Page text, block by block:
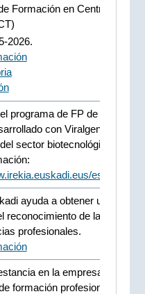
Formación en Centros de
2026.
programa de FP de Terapia
con Viralgen a más
sector biotecnológico.
es/news/
ayuda a obtener un título
reconocimiento de las
profesionales.
en la empresa, para el
formación profesional que